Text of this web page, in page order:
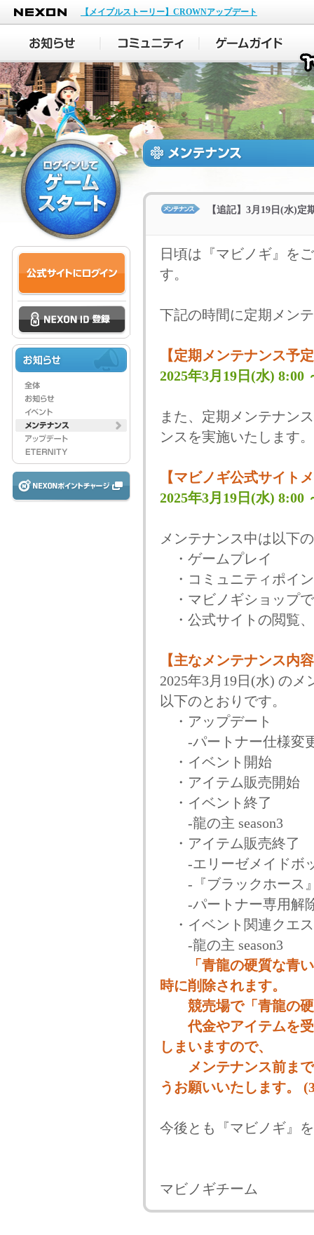
NEXON
【メイプルストーリー】CROWNアップデート
【追記】3月19日(水)定
日頃は『マビノギ』を
す。
下記の時間に定期メン
【定期メンテナンス予
2025年3月19日(水) 8:00
また、定期メンテナン
ンスを実施いたします。
【マビノギ公式サイト
2025年3月19日(水) 8:00
メンテナンス中は以下
・ゲームプレイ
・コミュニティポイ
・マビノギショップ
・公式サイトの閲覧
【主なメンテナンス内
2025年3月19日(水) の
以下のとおりです。
・アップデート
-パートナー仕様変
・イベント開始
・アイテム販売開始
・イベント終了
-龍の主 season3
・アイテム販売終了
-エリーゼメイドボ
-『ブラックホース』
-パートナー専用解
・イベント関連クエ
-龍の主 season3
「青龍の硬質な青
時に削除されます。
競売場で「青龍の硬
代金やアイテムを受
しまいますので、
メンテナンス前まで
うお願いいたします。
今後とも『マビノギ』
マビノギチーム